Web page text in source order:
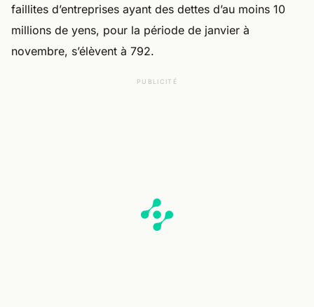
faillites d’entreprises ayant des dettes d’au moins 10
millions de yens, pour la période de janvier à
novembre, s’élèvent à 792.
PUBLICITÉ